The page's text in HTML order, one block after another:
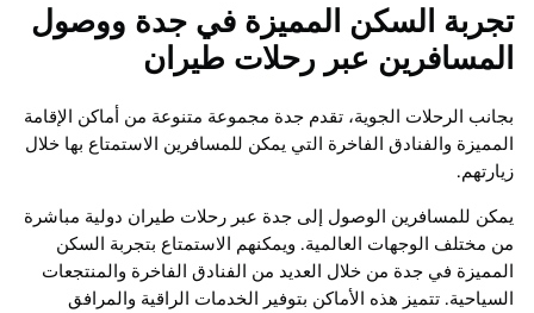
تجربة السكن المميزة في جدة ووصول
المسافرين عبر رحلات طيران
بجانب الرحلات الجوية، تقدم جدة مجموعة متنوعة من أماكن الإقامة
المميزة والفنادق الفاخرة التي يمكن للمسافرين الاستمتاع بها خلال
زيارتهم.
يمكن للمسافرين الوصول إلى جدة عبر رحلات طيران دولية مباشرة
من مختلف الوجهات العالمية. ويمكنهم الاستمتاع بتجربة السكن
المميزة في جدة من خلال العديد من الفنادق الفاخرة والمنتجعات
السياحية. تتميز هذه الأماكن بتوفير الخدمات الراقية والمرافق